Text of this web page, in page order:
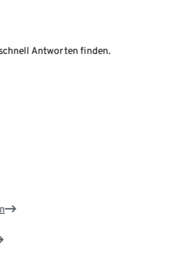
Antworten finden.